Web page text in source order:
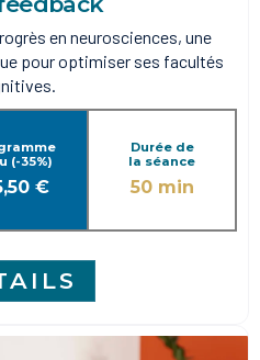
en neurosciences, une
pour optimiser ses facultés
(-35%)
€
Durée de
la séance
50 min